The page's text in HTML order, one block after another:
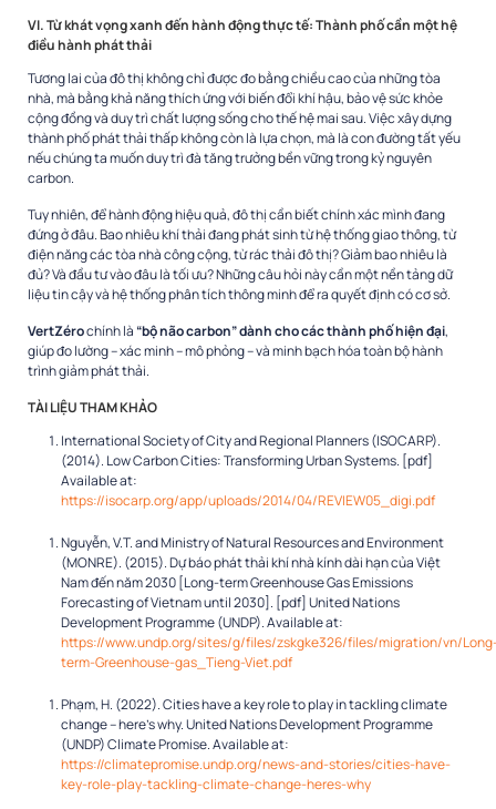
VI. Từ khát vọng xanh đến hành động thực tế: Thành phố cần một hệ
điều hành phát thải
Tương lai của đô thị không chỉ được đo bằng chiều cao của những tòa
nhà, mà bằng khả năng thích ứng với biến đổi khí hậu, bảo vệ sức khỏe
cộng đồng và duy trì chất lượng sống cho thế hệ mai sau. Việc xây dựng
thành phố phát thải thấp không còn là lựa chọn, mà là con đường tất yếu
nếu chúng ta muốn duy trì đà tăng trưởng bền vững trong kỷ nguyên
carbon.
Tuy nhiên, để hành động hiệu quả, đô thị cần biết chính xác mình đang
đứng ở đâu. Bao nhiêu khí thải đang phát sinh từ hệ thống giao thông, từ
điện năng các tòa nhà công cộng, từ rác thải đô thị? Giảm bao nhiêu là
đủ? Và đầu tư vào đâu là tối ưu? Những câu hỏi này cần một nền tảng dữ
liệu tin cậy và hệ thống phân tích thông minh để ra quyết định có cơ sở.
VertZérochính là “bộ não carbon” dành cho các thành phố hiện đại,
giúp đo lường – xác minh – mô phỏng – và minh bạch hóa toàn bộ hành
trình giảm phát thải.
TÀI LIỆU THAM KHẢO
International Society of City and Regional Planners (ISOCARP).
(2014). Low Carbon Cities: Transforming Urban Systems. [pdf]
Available at:
https://isocarp.org/app/uploads/2014/04/REVIEW05_digi.pdf
Nguyễn, V.T. and Ministry of Natural Resources and Environment
(MONRE). (2015).Dự báo phát thải khí nhà kính dài hạn của Việt
Nam đến năm 2030[Long-term Greenhouse Gas Emissions
Forecasting of Vietnam until 2030]. [pdf] United Nations
Development Programme (UNDP). Available at:
https://www.undp.org/sites/g/files/zskgke326/files/migration/vn/
term-Greenhouse-gas_Tieng-Viet.pdf
Phạm, H. (2022).Cities have a key role to play in tackling climate
change – here’s why. United Nations Development Programme
(UNDP) Climate Promise. Available at:
https://climatepromise.undp.org/news-and-stories/cities-have-
key-role-play-tackling-climate-change-heres-why